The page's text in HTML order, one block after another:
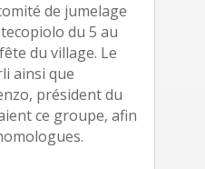
de jumelage
du 5 au
du village. Le
ainsi que
président du
ce groupe, afin